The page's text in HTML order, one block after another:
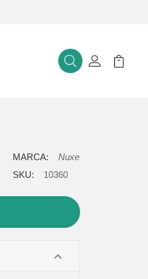
BuscarMi Cuenta
Mi
MARCA:
Nuxe
SKU:
10360